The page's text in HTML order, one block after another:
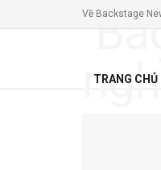
Về Backstage
TRANG CHỦ